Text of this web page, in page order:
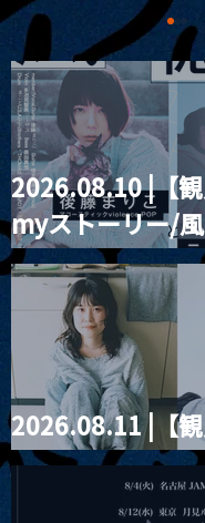
2025.12.02 |【
合園えま生誕
イヤルパーテ
の下で海月と
2026.08.10 |【
myストーリー/
藤まりこアコー
violence POPと
ツ」
2026.08.11 |【
見ル君想フpre.